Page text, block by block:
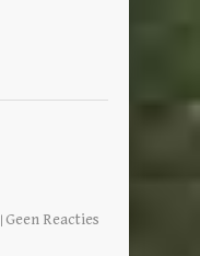
Geen Reacties